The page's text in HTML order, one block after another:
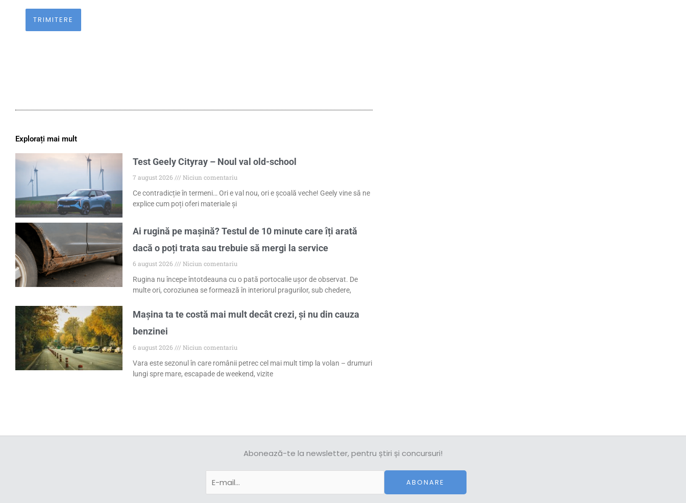
Explorați mai mult
Test Geely Cityray – Noul val old-school
7 august 2026
Niciun comentariu
Ce contradicție în termeni… Ori e val nou, ori e școală veche! Geely vine să ne
explice cum poți oferi materiale și
Ai rugină pe mașină? Testul de 10 minute care îți arată
dacă o poți trata sau trebuie să mergi la service
6 august 2026
Niciun comentariu
Rugina nu începe întotdeauna cu o pată portocalie ușor de observat. De
multe ori, coroziunea se formează în interiorul pragurilor, sub chedere,
Mașina ta te costă mai mult decât crezi, și nu din cauza
benzinei
6 august 2026
Niciun comentariu
Vara este sezonul în care românii petrec cel mai mult timp la volan – drumuri
lungi spre mare, escapade de weekend, vizite
Abonează-te la newsletter, pentru știri și concursuri!
ABONARE